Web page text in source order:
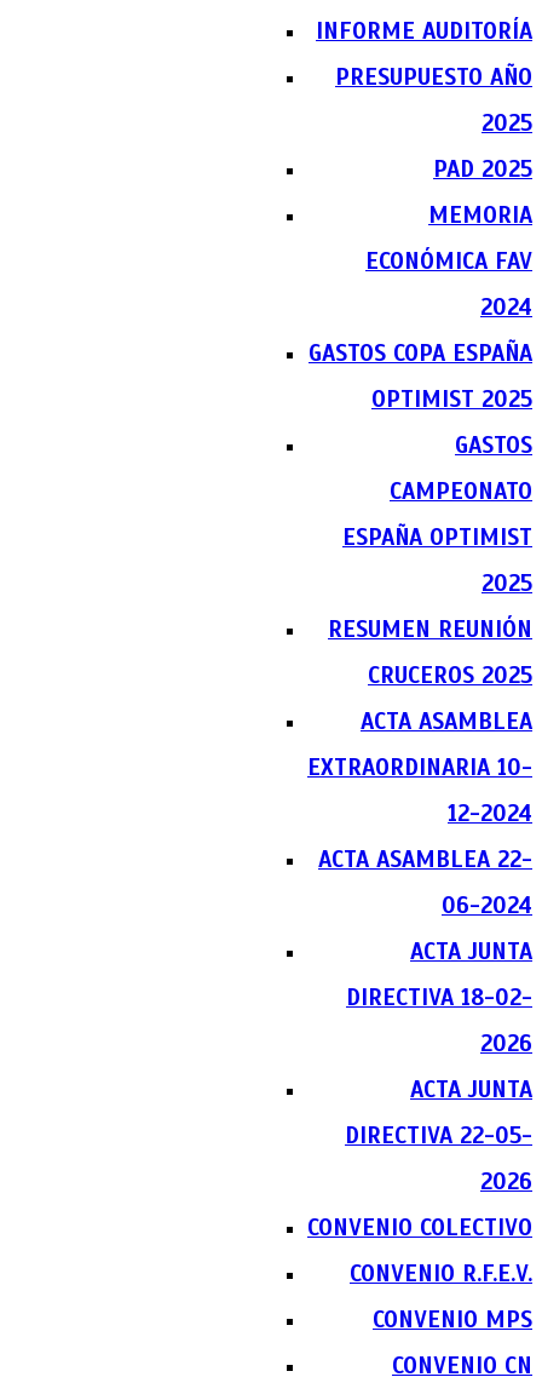
INFORME AUDITORÍA
PRESUPUESTO AÑO
2025
PAD 2025
MEMORIA
ECONÓMICA FAV
2024
GASTOS COPA ESPAÑA
OPTIMIST 2025
GASTOS
CAMPEONATO
ESPAÑA OPTIMIST
2025
RESUMEN REUNIÓN
CRUCEROS 2025
ACTA ASAMBLEA
EXTRAORDINARIA 10-
12-2024
ACTA ASAMBLEA 22-
06-2024
ACTA JUNTA
DIRECTIVA 18-02-
2026
ACTA JUNTA
DIRECTIVA 22-05-
2026
CONVENIO COLECTIVO
CONVENIO R.F.E.V.
CONVENIO MPS
CONVENIO CN